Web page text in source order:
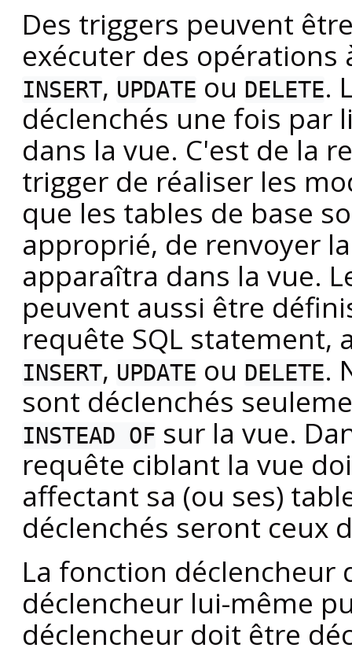
Des triggers peuvent
exécuter des opérations
INSERT, UPDATE ou DELETE.
déclenchés une fois par
dans la vue. C'est de la
trigger de réaliser les
que les tables de base
approprié, de renvoyer
apparaîtra dans la vue.
peuvent aussi être
requête SQL statement,
INSERT, UPDATE ou DELETE.
sont déclenchés
INSTEAD OF sur la vue.
requête ciblant la vue
affectant sa (ou ses)
déclenchés seront ceux
La fonction
déclencheur lui-même
déclencheur doit être